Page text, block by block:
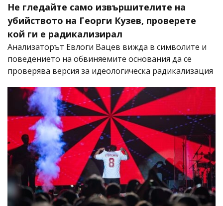
Не гледайте само извършителите на
убийството на Георги Кузев, проверете
кой ги е радикализирал
Анализаторът Евлоги Вацев вижда в символите и
поведението на обвиняемите основания да се
проверява версия за идеологическа радикализация